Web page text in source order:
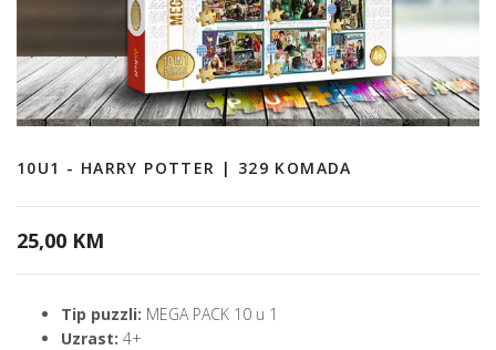
10U1 - HARRY POTTER | 329 KOMADA
25,00 KM
Tip puzzli: MEGA PACK 10 u 1
Uzrast: 4+